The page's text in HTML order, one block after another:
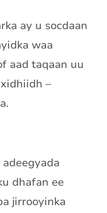
ay u socdaan
waa
aad taqaan uu
–
dhafan ee
jirrooyinka